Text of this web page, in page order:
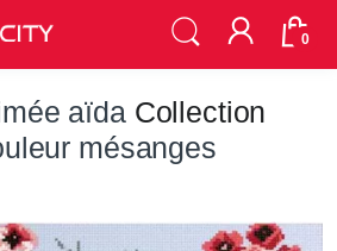
0
aïda Collection
mésanges